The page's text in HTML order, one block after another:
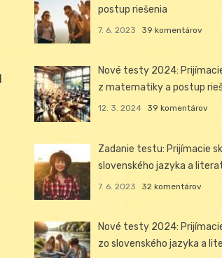
postup riešenia
7. 6. 2023 39 komentárov
Nové testy 2024:
z matematiky a postup
12. 3. 2024 39 komentárov
Zadanie testu: Prijímacie
slovenského jazyka a
7. 6. 2023 32 komentárov
Nové testy 2024:
zo slovenského jazyka a